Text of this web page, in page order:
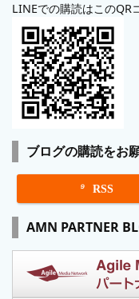
LINEでの購読はこのQR
ブログの購読をお
 RSS
AMN PARTNER